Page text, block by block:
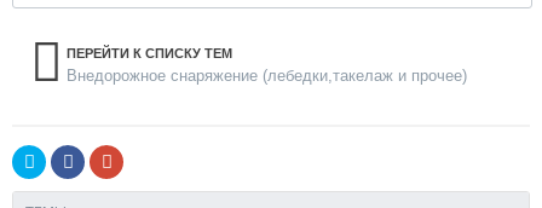
ПЕРЕЙТИ К СПИСКУ ТЕМ
Внедорожное снаряжение (лебедки,такелаж и прочее)